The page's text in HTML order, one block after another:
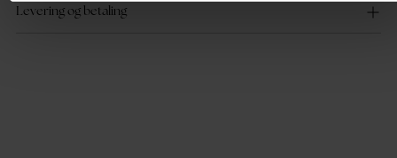
Levering og betaling